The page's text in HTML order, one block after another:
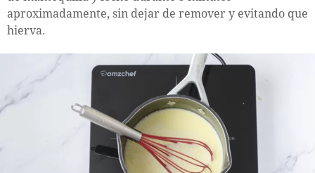
aproximadamente, sin dejar de remover y evitando que
hierva.